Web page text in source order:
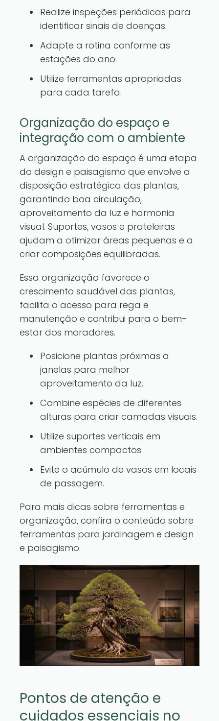
Realize inspeções periódicas para
identificar sinais de doenças.
Adapte a rotina conforme as
estações do ano.
Utilize ferramentas apropriadas
para cada tarefa.
Organização do espaço e
integração com o ambiente
A organização do espaço é uma etapa
do design e paisagismo que envolve a
disposição estratégica das plantas,
garantindo boa circulação,
aproveitamento da luz e harmonia
visual. Suportes, vasos e prateleiras
ajudam a otimizar áreas pequenas e a
criar composições equilibradas.
Essa organização favorece o
crescimento saudável das plantas,
facilita o acesso para rega e
manutenção e contribui para o bem-
estar dos moradores.
Posicione plantas próximas a
janelas para melhor
aproveitamento da luz.
Combine espécies de diferentes
alturas para criar camadas visuais.
Utilize suportes verticais em
ambientes compactos.
Evite o acúmulo de vasos em locais
de passagem.
Para mais dicas sobre ferramentas e
organização, confira o conteúdo sobre
ferramentas para jardinagem e design
e paisagismo.
Pontos de atenção e
cuidados essenciais no